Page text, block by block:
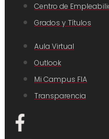
Centro de
Grados y Títulos
Aula Virtual
Outlook
Mi Campus FIA
Transparencia